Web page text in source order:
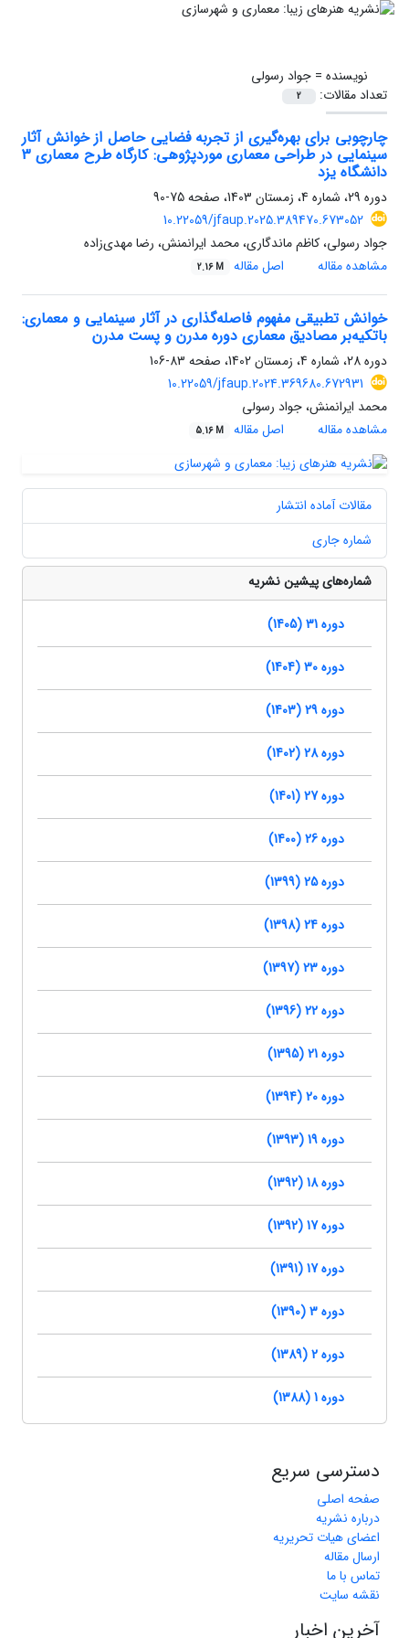
نویسنده =جواد رسولی
تعداد مقالات:
2
چارچوبی برای بهره‌گیری از تجربه فضایی حاصل از خوانش آثار
سینمایی در طراحی معماری موردپژوهی: کارگاه طرح معماری 3
دانشگاه یزد
دوره 29، شماره 4، زمستان 1403، صفحه
75-90
10.22059/jfaup.2025.389470.673052
جواد رسولی، کاظم ماندگاری، محمد ایرانمنش، رضا مهدی‌زاده
مشاهده مقاله
اصل مقاله 2.16 M
خوانش تطبیقی مفهوم فاصله‌‌گذاری در آثار سینمایی و معماری:
باتکیه‌بر مصادیق معماری دوره مدرن و پست‌ مدرن
دوره 28، شماره 4، زمستان 1402، صفحه
83-106
10.22059/jfaup.2024.369680.672931
محمد ایرانمنش، جواد رسولی
مشاهده مقاله
اصل مقاله 5.16 M
مقالات آماده انتشار
شماره جاری
شماره‌های پیشین نشریه
دوره 31 (1405)
دوره 30 (1404)
دوره 29 (1403)
دوره 28 (1402)
دوره 27 (1401)
دوره 26 (1400)
دوره 25 (1399)
دوره 24 (1398)
دوره 23 (1397)
دوره 22 (1396)
دوره 21 (1395)
دوره 20 (1394)
دوره 19 (1393)
دوره 18 (1392)
دوره 17 (1392)
دوره 17 (1391)
دوره 3 (1390)
دوره 2 (1389)
دوره 1 (1388)
دسترسی سریع
صفحه اصلی
درباره نشریه
اعضای هیات تحریریه
ارسال مقاله
تماس با ما
نقشه سایت
آخرین اخبار